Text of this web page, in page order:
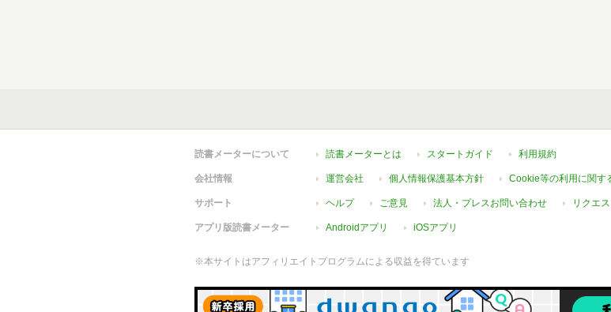
読書メーターについて 読書メーターとは スタートガイド 利用規約
会社情報 運営会社 個人情報保護基本方針 Cookie等の利用に関す
サポート ヘルプ ご意見 法人・プレスお問い合わせ リクエ
アプリ版読書メーター Androidアプリ iOSアプリ
※本サイトはアフィリエイトプログラムによる収益を得ています